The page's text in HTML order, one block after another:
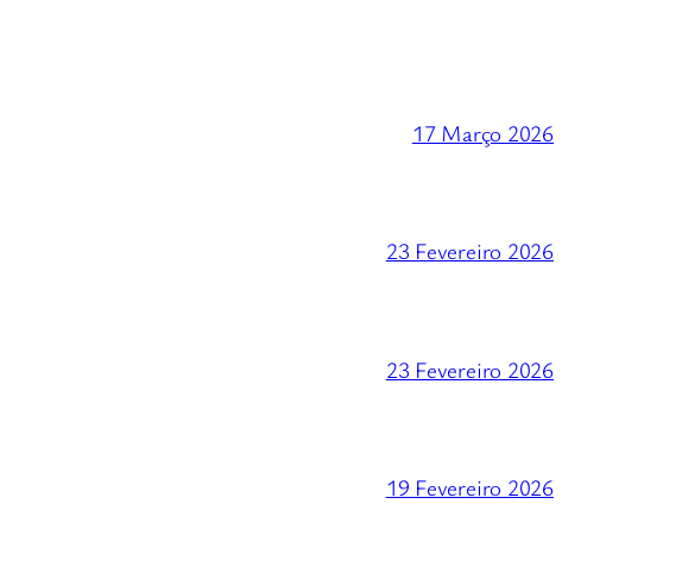
17 Março 2026
23 Fevereiro 2026
23 Fevereiro 2026
19 Fevereiro 2026